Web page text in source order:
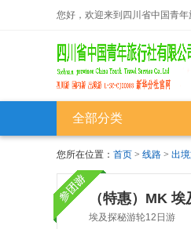
您好，欢迎来到四川省中国青
全部分类
您所在位置： 首页 > 线路 > 出
（特惠）MK
埃及探秘游轮12日游